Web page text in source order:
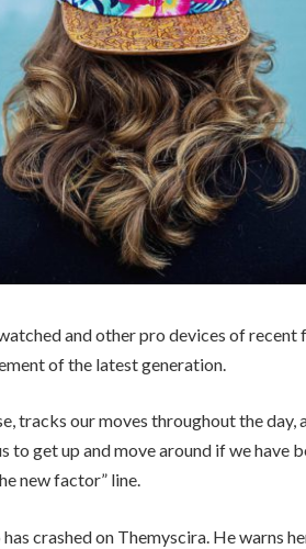
and other pro devices of recent
of the latest generation.
tracks our moves throughout the day,
to get up and move around if we have
new factor” line.
crashed on Themyscira. He warns